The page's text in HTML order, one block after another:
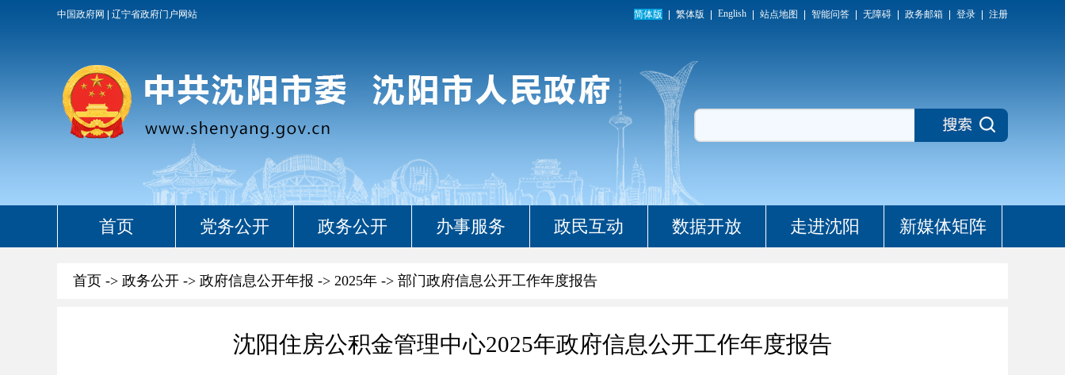
中国政府网 辽宁省政府门户网站 简体版 繁体版 English 站点地图 智能问答 无障碍 政务邮箱 登录 注册
首页 党务公开 政务公开 办事服务 政民互动 数据开放 走进沈阳 新媒体矩阵
首页 -> 政务公开 -> 政府信息公开年报 -> 2025年 -> 部门政府信息公开工作年度报告
沈阳住房公积金管理中心2025年政府信息公开工作年度报告